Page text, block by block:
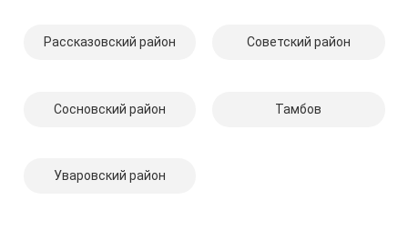
Рассказовский район Советский район
Сосновский район Тамбов
Уваровский район